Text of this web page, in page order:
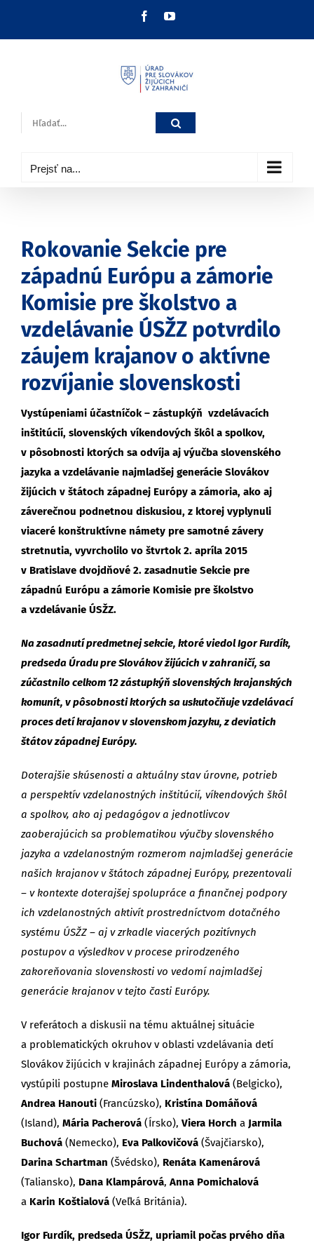
FacebookYouTube
Hľadať:
Prejsť na...
Rokovanie Sekcie pre
západnú Európu a zámorie
Komisie pre školstvo a
vzdelávanie ÚSŽZ potvrdilo
záujem krajanov o aktívne
rozvíjanie slovenskosti
Vystúpeniami účastníčok – zástupkýň vzdelávacích
inštitúcií, slovenských víkendových škôl a spolkov,
v pôsobnosti ktorých sa odvíja aj výučba slovenského
jazyka a vzdelávanie najmladšej generácie Slovákov
žijúcich v štátoch západnej Európy a zámoria, ako aj
záverečnou podnetnou diskusiou, z ktorej vyplynuli
viaceré konštruktívne námety pre samotné závery
stretnutia, vyvrcholilo vo štvrtok 2. apríla 2015
v Bratislave dvojdňové 2. zasadnutie Sekcie pre
západnú Európu a zámorie Komisie pre školstvo
a vzdelávanie ÚSŽZ.
Na zasadnutí predmetnej sekcie, ktoré viedol Igor Furdík,
predseda Úradu pre Slovákov žijúcich v zahraničí, sa
zúčastnilo celkom 12 zástupkýň slovenských krajanských
komunít, v pôsobnosti ktorých sa uskutočňuje vzdelávací
proces detí krajanov v slovenskom jazyku, z deviatich
štátov západnej Európy.
Doterajšie skúsenosti a aktuálny stav úrovne, potrieb
a perspektív vzdelanostných inštitúcií, víkendových škôl
a spolkov, ako aj pedagógov a jednotlivcov
zaoberajúcich sa problematikou výučby slovenského
jazyka a vzdelanostným rozmerom najmladšej generácie
našich krajanov v štátoch západnej Európy, prezentovali
– v kontexte doterajšej spolupráce a finančnej podpory
ich vzdelanostných aktivít prostredníctvom dotačného
systému ÚSŽZ – aj v zrkadle viacerých pozitívnych
postupov a výsledkov v procese prirodzeného
zakoreňovania slovenskosti vo vedomí najmladšej
generácie krajanov v tejto časti Európy.
V referátoch a diskusii na tému aktuálnej situácie
a problematických okruhov v oblasti vzdelávania detí
Slovákov žijúcich v krajinách západnej Európy a zámoria,
vystúpili postupne Miroslava Lindenthalová (Belgicko),
Andrea Hanouti (Francúzsko), Kristína Domáňová
(Island), Mária Pacherová (Írsko), Viera Horch a Jarmila
Buchová (Nemecko), Eva Palkovičová (Švajčiarsko),
Darina Schartman (Švédsko), Renáta Kamenárová
(Taliansko), Dana Klampárová, Anna Pomichalová
a Karin Koštialová (Veľká Británia).
Igor Furdík, predseda ÚSŽZ, upriamil počas prvého dňa